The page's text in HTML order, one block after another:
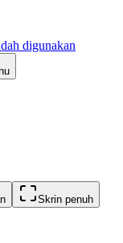
digunakan
Skrin penuh